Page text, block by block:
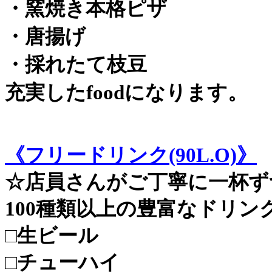
・窯焼き本格ピザ
・唐揚げ
・採れたて枝豆
充実したfoodになります。
《フリードリンク(90L.O)》
☆店員さんがご丁寧に一杯
100種類以上の豊富なドリン
□生ビール
□チューハイ